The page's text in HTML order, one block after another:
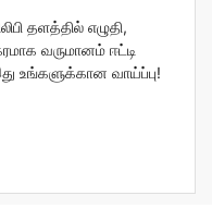
தளத்தில் எழுதி,
வருமானம் ஈட்டி
உங்களுக்கான வாய்ப்பு!